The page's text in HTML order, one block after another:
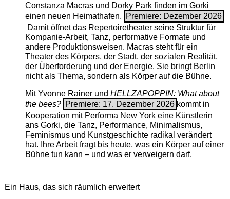
Constanza Macras und Dorky Park finden im Gorki
einen neuen Heimathafen.
Premiere: Dezember 2026
Damit öffnet das Repertoiretheater seine Struktur für
Kompanie-Arbeit, Tanz, performative Formate und
andere Produktionsweisen. Macras steht für ein
Theater des Körpers, der Stadt, der sozialen Realität,
der Überforderung und der Energie. Sie bringt Berlin
nicht als Thema, sondern als Körper auf die Bühne.
MitYvonne Rainerund HELLZAPOPPIN: What about
the bees? Premiere: 17. Dezember 2026 kommt in
Kooperation mit Performa New York eine Künstlerin
ans Gorki, die Tanz, Performance, Minimalismus,
Feminismus und Kunstgeschichte radikal verändert
hat. Ihre Arbeit fragt bis heute, was ein Körper auf einer
Bühne tun kann – und was er verweigern darf.
Ein Haus, das sich räumlich erweitert